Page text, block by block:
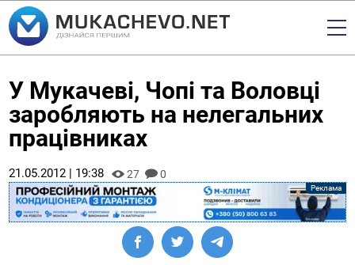
У Мукачеві, Чопі та Воловці
заробляють на нелегальних
працівниках
21.05.2012 | 19:38 27 0